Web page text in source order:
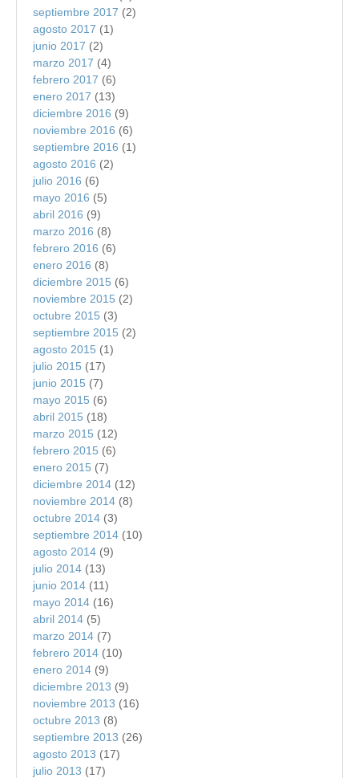
septiembre 2017 (2)
agosto 2017 (1)
junio 2017 (2)
marzo 2017 (4)
febrero 2017 (6)
enero 2017 (13)
diciembre 2016 (9)
noviembre 2016 (6)
septiembre 2016 (1)
agosto 2016 (2)
julio 2016 (6)
mayo 2016 (5)
abril 2016 (9)
marzo 2016 (8)
febrero 2016 (6)
enero 2016 (8)
diciembre 2015 (6)
noviembre 2015 (2)
octubre 2015 (3)
septiembre 2015 (2)
agosto 2015 (1)
julio 2015 (17)
junio 2015 (7)
mayo 2015 (6)
abril 2015 (18)
marzo 2015 (12)
febrero 2015 (6)
enero 2015 (7)
diciembre 2014 (12)
noviembre 2014 (8)
octubre 2014 (3)
septiembre 2014 (10)
agosto 2014 (9)
julio 2014 (13)
junio 2014 (11)
mayo 2014 (16)
abril 2014 (5)
marzo 2014 (7)
febrero 2014 (10)
enero 2014 (9)
diciembre 2013 (9)
noviembre 2013 (16)
octubre 2013 (8)
septiembre 2013 (26)
agosto 2013 (17)
julio 2013 (17)